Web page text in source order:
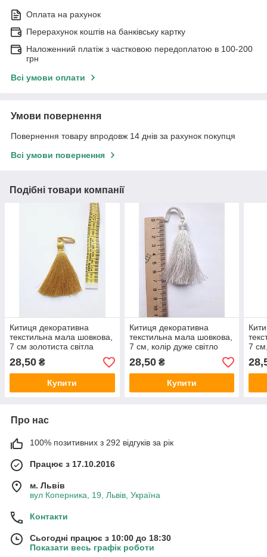
Оплата на рахунок
Перерахунок коштів на банківську картку
Наложенний платіж з частковою передоплатою в 100-200
грн
Всі умови оплати
Умови повернення
Повернення товару впродовж 14 днів за рахунок покупця
Всі умови повернення
Подібні товари компанії
Китиця декоративна
текстильна мала шовкова,
7 см золотиста світла
шовкова 1 шт.
28,50 ₴
Купити
Китиця декоративна
текстильна мала шовкова,
7 см, колір дуже світло
сірий, 1 шт.
28,50₴
Купити
7
Про нас
100% позитивних з 292 відгуків за рік
Працює з 17.10.2016
м. Львів
вул Коперника, 19, Львів, Україна
Контакти
Сьогодні працює з 10:00 до 18:30
Показати весь графік роботи